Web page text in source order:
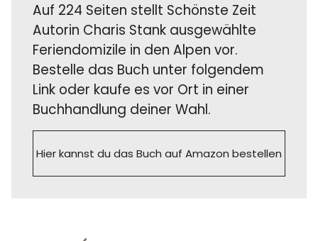
Auf 224 Seiten stellt Schönste Zeit
Autorin Charis Stank ausgewählte
Feriendomizile in den Alpen vor.
Bestelle das Buch unter folgendem
Link oder kaufe es vor Ort in einer
Buchhandlung deiner Wahl.
Hier kannst du das Buch auf Amazon bestellen